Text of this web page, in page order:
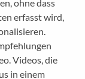
ohne dass
erfasst wird,
Videos, die
in einem